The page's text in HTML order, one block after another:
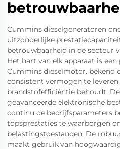
Cummins dieselgeneratoren
uitzonderlijke
betrouwbaarheid in de secteur
Het hart van elk apparaat is
Cummins dieselmotor, bekend
consistent vermogen te
brandstofefficiëntie behoudt.
geavanceerde elektronische
continu de bedrijfsparameters
topsprestaties te waarborgen
belastingstoestanden. De
maakt gebruik van